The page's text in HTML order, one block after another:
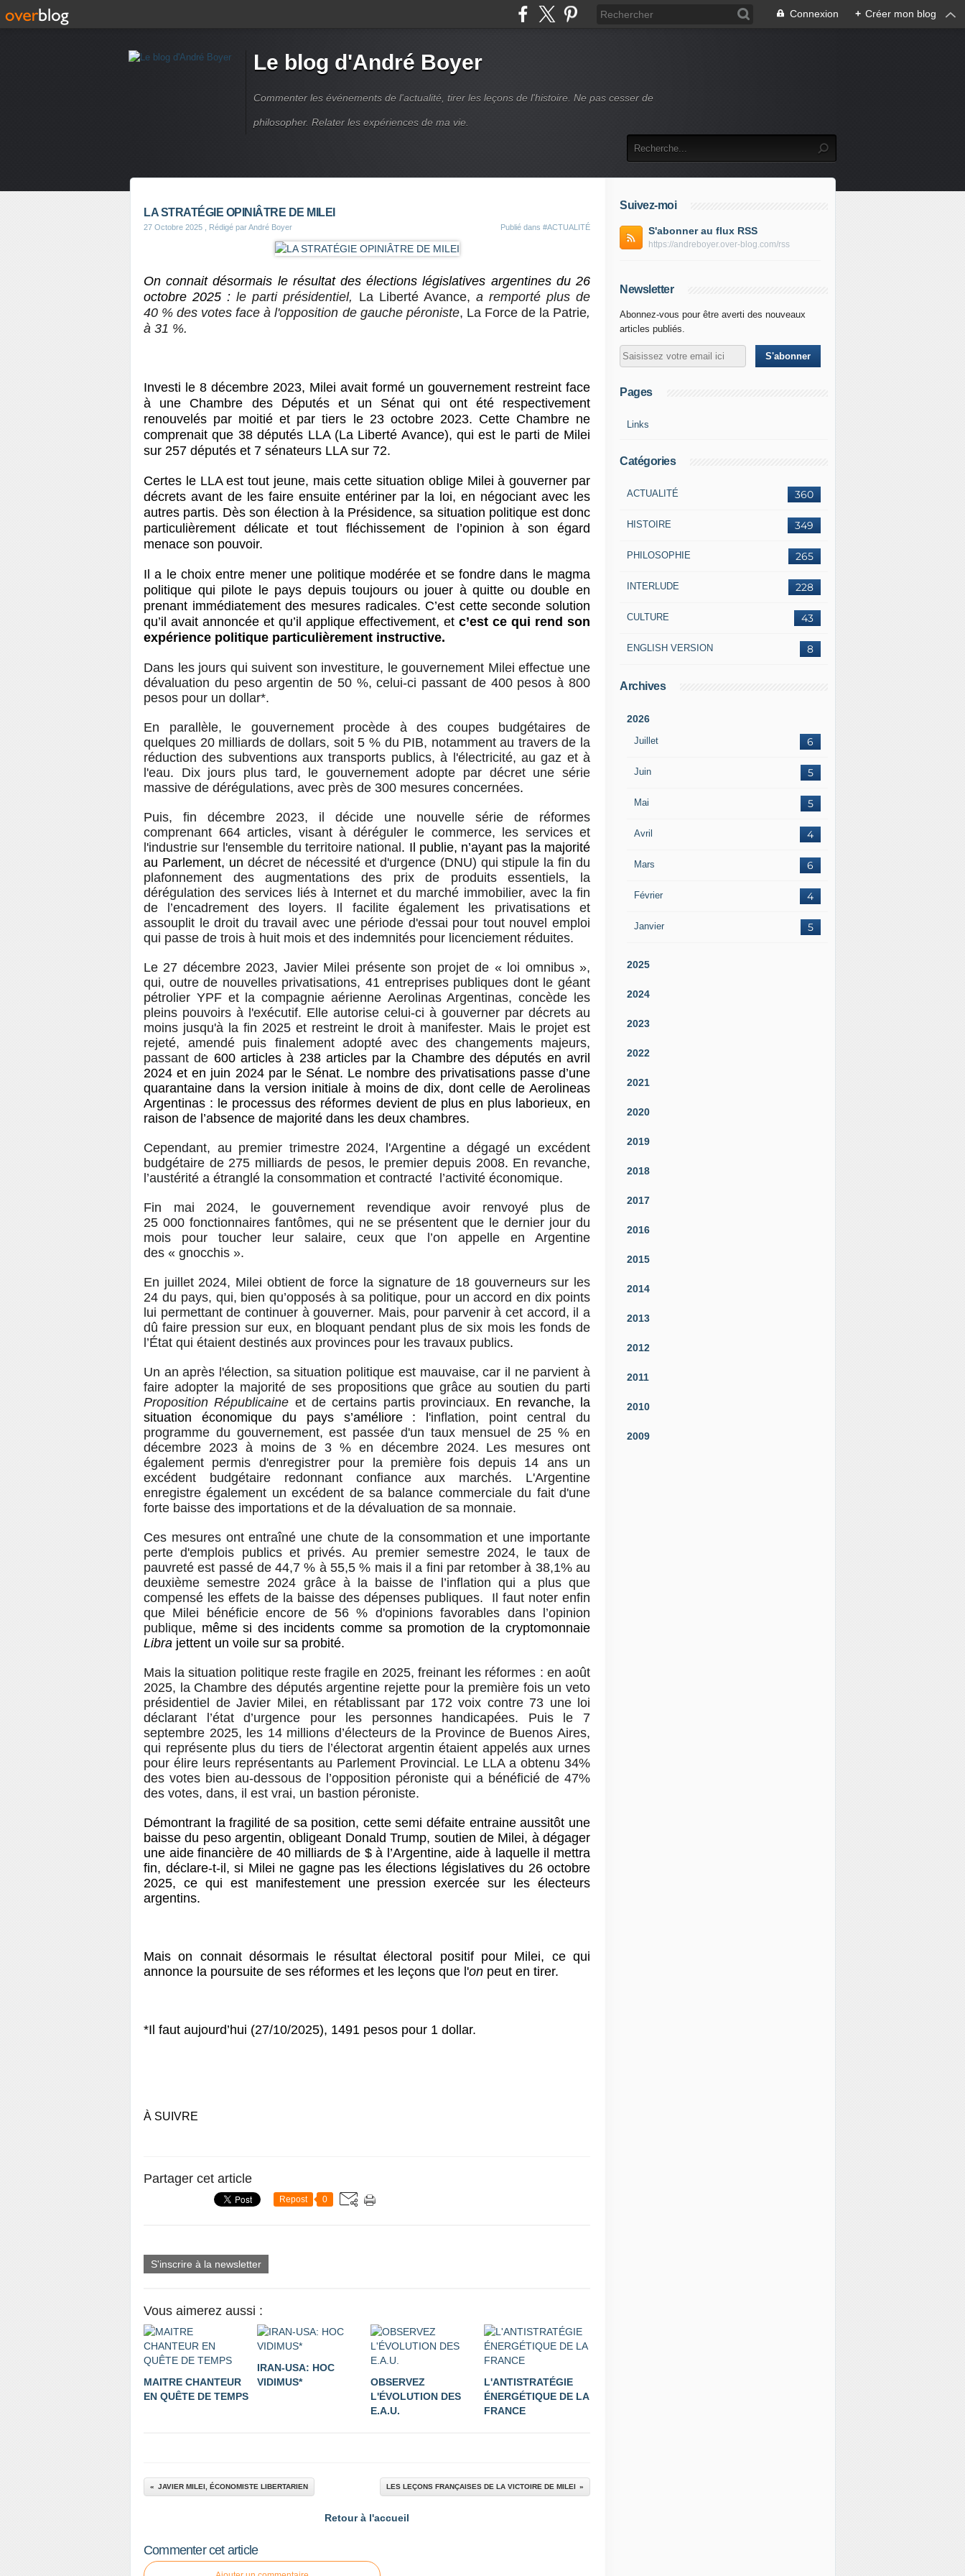
Connexion + Créer mon blog
Le blog d'André Boyer
Commenter les événements de l'actualité, tirer les leçons de l'histoire. Ne pas cesser de
philosopher. Relater les expériences de ma vie.
LA STRATÉGIE OPINIÂTRE DE MILEI
27 Octobre 2025 , Rédigé par André Boyer Publié dans #ACTUALITÉ
On connait désormais le résultat des élections législatives argentines du 26
octobre 2025 :le parti présidentiel, La Liberté Avance, a remporté plus de
40 % des votes face à l'opposition de gauche péroniste, La Force de la Patrie,
à 31 %.
Investi le 8 décembre 2023, Milei avait formé un gouvernement restreint face
à une Chambre des Députés et un Sénat qui ont été respectivement
renouvelés par moitié et par tiers le 23 octobre 2023. Cette Chambre ne
comprenait que 38 députés LLA (La Liberté Avance), qui est le parti de Milei
sur 257 députés et 7 sénateurs LLA sur 72.
Certes le LLA est tout jeune, mais cette situation oblige Milei à gouverner par
décrets avant de les faire ensuite entériner par la loi, en négociant avec les
autres partis. Dès son élection à la Présidence, sa situation politique est donc
particulièrement délicate et tout fléchissement de l’opinion à son égard
menace son pouvoir.
Il a le choix entre mener une politique modérée et se fondre dans le magma
politique qui pilote le pays depuis toujours ou jouer à quitte ou double en
prenant immédiatement des mesures radicales. C’est cette seconde solution
qu’il avait annoncée et qu’il applique effectivement, et c’est ce qui rend son
expérience politique particulièrement instructive.
Dans les jours qui suivent son investiture, le gouvernement Milei effectue une
dévaluation du peso argentin de 50 %, celui-ci passant de 400 pesos à 800
pesos pour un dollar*.
En parallèle, le gouvernement procède à des coupes budgétaires de
quelques 20 milliards de dollars, soit 5 % du PIB, notamment au travers de la
réduction des subventions aux transports publics, à l'électricité, au gaz et à
l'eau. Dix jours plus tard, le gouvernement adopte par décret une série
massive de dérégulations, avec près de 300 mesures concernées.
Puis, fin décembre 2023, il décide une nouvelle série de réformes
comprenant 664 articles, visant à déréguler le commerce, les services et
l'industrie sur l'ensemble du territoire national . Il publie, n’ayant pas la majorité
au Parlement, un décret de nécessité et d'urgence (DNU) qui stipule la fin du
plafonnement des augmentations des prix de produits essentiels, la
dérégulation des services liés à Internet et du marché immobilier, avec la fin
de l’encadrement des loyers. Il facilite également les privatisations et
assouplit le droit du travail avec une période d'essai pour tout nouvel emploi
qui passe de trois à huit mois et des indemnités pour licenciement réduites.
Le 27 décembre 2023, Javier Milei présente son projet de « loi omnibus »,
qui, outre de nouvelles privatisations, 41 entreprises publiques dont le géant
pétrolier YPF et la compagnie aérienne Aerolinas Argentinas, concède les
pleins pouvoirs à l'exécutif. Elle autorise celui-ci à gouverner par décrets au
moins jusqu'à la fin 2025 et restreint le droit à manifester. Mais le projet est
rejeté, amendé puis finalement adopté avec des changements majeurs,
passant de 600 articles à 238 articles par la Chambre des députés en avril
2024 et en juin 2024 par le Sénat. Le nombre des privatisations passe d’une
quarantaine dans la version initiale à moins de dix, dont celle de Aerolineas
Argentinas : le processus des réformes devient de plus en plus laborieux, en
raison de l’absence de majorité dans les deux chambres.
Cependant, au premier trimestre 2024, l'Argentine a dégagé un excédent
budgétaire de 275 milliards de pesos, le premier depuis 2008. En revanche,
l’austérité a étranglé la consommation et contracté l’activité économique.
Fin mai 2024, le gouvernement revendique avoir renvoyé plus de
25 000 fonctionnaires fantômes, qui ne se présentent que le dernier jour du
mois pour toucher leur salaire, ceux que l’on appelle en Argentine
des « gnocchis ».
En juillet 2024, Milei obtient de force la signature de 18 gouverneurs sur les
24 du pays, qui, bien qu’opposés à sa politique, pour un accord en dix points
lui permettant de continuer à gouverner. Mais, pour parvenir à cet accord, il a
dû faire pression sur eux, en bloquant pendant plus de six mois les fonds de
l’État qui étaient destinés aux provinces pour les travaux publics.
Un an après l'élection, sa situation politique est mauvaise, car il ne parvient à
faire adopter la majorité de ses propositions que grâce au soutien du parti
Proposition Républicaine et de certains partis provinciaux. En revanche, la
situation économique du pays s’améliore : l 'inflation, point central du
programme du gouvernement, est passée d'un taux mensuel de 25 % en
décembre 2023 à moins de 3 % en décembre 2024. Les mesures ont
également permis d'enregistrer pour la première fois depuis 14 ans un
excédent budgétaire redonnant confiance aux marchés. L'Argentine
enregistre également un excédent de sa balance commerciale du fait d'une
forte baisse des importations et de la dévaluation de sa monnaie.
Ces mesures ont entraîné une chute de la consommation et une importante
perte d'emplois publics et privés. Au premier semestre 2024, le taux de
pauvreté est passé de 44,7 % à 55,5 % mais il a fini par retomber à 38,1% au
deuxième semestre 2024 grâce à la baisse de l’inflation qui a plus que
compensé les effets de la baisse des dépenses publiques. Il faut noter enfin
que Milei bénéficie encore de 56 % d'opinions favorables dans l’opinion
publique, même si des incidents comme sa promotion de la cryptomonnaie
Libra jettent un voile sur sa probité.
Mais la situation politique reste fragile en 2025, freinant les réformes : en août
2025, la Chambre des députés argentine rejette pour la première fois un veto
présidentiel de Javier Milei, en rétablissant par 172 voix contre 73 une loi
déclarant l’état d’urgence pour les personnes handicapées. Puis le 7
septembre 2025, les 14 millions d’électeurs de la Province de Buenos Aires,
qui représente plus du tiers de l’électorat argentin étaient appelés aux urnes
pour élire leurs représentants au Parlement Provincial. Le LLA a obtenu 34%
des votes bien au-dessous de l’opposition péroniste qui a bénéficié de 47%
des votes, dans, il est vrai, un bastion péroniste.
Démontrant la fragilité de sa position, cette semi défaite entraine aussitôt une
baisse du peso argentin, obligeant Donald Trump, soutien de Milei, à dégager
une aidefinancière de 40 milliards de $ à l’Argentine, aide à laquelle il mettra
fin, déclare-t-il, si Milei ne gagne pas les élections législatives du 26 octobre
2025, ce qui est manifestement une pression exercée sur les électeurs
argentins.
Mais on connait désormais le résultat électoral positif pour Milei, ce qui
annonce la poursuite de ses réformes et les leçons que l'on peut en tirer.
*Il faut aujourd’hui (27/10/2025), 1491 pesos pour 1 dollar.
À SUIVRE
Partager cet article
Repost 0
S'inscrire à la newsletter
Vous aimerez aussi :
MAITRE CHANTEUR
EN QUÊTE DE TEMPS
IRAN-USA: HOC
VIDIMUS*
OBSERVEZ
L'ÉVOLUTION DES
E.A.U.
L'ANTISTRATÉGIE
ÉNERGÉTIQUE DE LA
FRANCE
JAVIER MILEI, ÉCONOMISTE LIBERTARIEN LES LEÇONS FRANÇAISES DE LA VICTOIRE DE MILEI
Retour à l'accueil
Commenter cet article
Suivez-moi
S'abonner au flux RSS
https://andreboyer.over-blog.com/rss
Newsletter
Abonnez-vous pour être averti des nouveaux
articles publiés.
Pages
Links
Catégories
360
ACTUALITÉ
349
HISTOIRE
265
PHILOSOPHIE
228
INTERLUDE
43
CULTURE
8
ENGLISH VERSION
Archives
2026
Juillet 6
Juin 5
Mai 5
Avril 4
Mars 6
Février 4
Janvier 5
2025
2024
2023
2022
2021
2020
2019
2018
2017
2016
2015
2014
2013
2012
2011
2010
2009